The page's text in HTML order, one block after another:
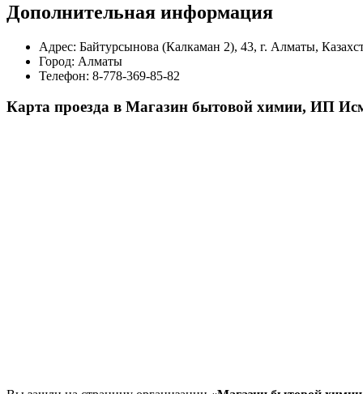
Дополнительная информация
Адрес: Байтурсынова (Калкаман 2), 43, г. Алматы,
Город: Алматы
Телефон: 8-778-369-85-82
Карта проезда в Магазин бытовой химии, ИП